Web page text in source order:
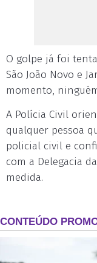
O golpe já foi
São João Novo e
momento,
A Polícia Civil
qualquer pessoa
policial civil e
com a Delegacia
medida.